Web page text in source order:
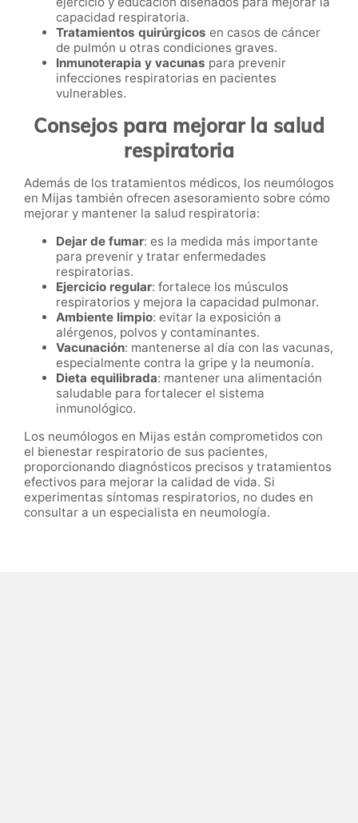
capacidad respiratoria.
Tratamientos quirúrgicos en casos de cáncer
de pulmón u otras condiciones graves.
Inmunoterapia y vacunas para prevenir
infecciones respiratorias en pacientes
vulnerables.
Consejos para mejorar la salud
respiratoria
Además de los tratamientos médicos, los neumólogos
en Mijas también ofrecen asesoramiento sobre cómo
mejorar y mantener la salud respiratoria:
Dejar de fumar: es la medida más importante
para prevenir y tratar enfermedades
respiratorias.
Ejercicio regular: fortalece los músculos
respiratorios y mejora la capacidad pulmonar.
Ambiente limpio: evitar la exposición a
alérgenos, polvos y contaminantes.
Vacunación: mantenerse al día con las vacunas,
especialmente contra la gripe y la neumonía.
Dieta equilibrada: mantener una alimentación
saludable para fortalecer el sistema
inmunológico.
Los neumólogos en Mijas están comprometidos con
el bienestar respiratorio de sus pacientes,
proporcionando diagnósticos precisos y tratamientos
efectivos para mejorar la calidad de vida. Si
experimentas síntomas respiratorios, no dudes en
consultar a un especialista en neumología.